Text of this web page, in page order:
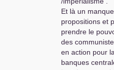
Et là un
propositions et
prendre le
des
en action pour
banques